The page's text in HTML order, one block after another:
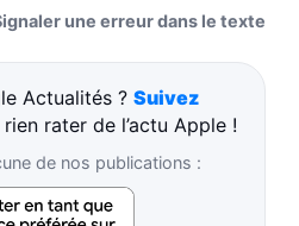
une erreur dans le texte
Actualités ? Suivez
rater de l’actu Apple !
de nos publications :